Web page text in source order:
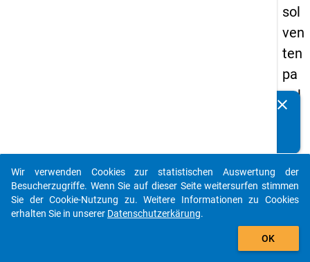
sol
ven
ten
pa
nel
09
-
zw
clear
auto_stories
add_shopping_cart
Wir verwenden Cookies zur statistischen Auswertung der
Besucherzugriffe. Wenn Sie auf dieser Seite weitersurfen stimmen
Sie der Cookie-Nutzung zu. Weitere Informationen zu Cookies
erhalten Sie in unserer Datenschutzerkärung.
OK